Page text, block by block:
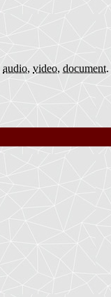
audio, video, document.